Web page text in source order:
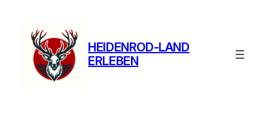
springen
HEIDENROD-LAND
ERLEBEN